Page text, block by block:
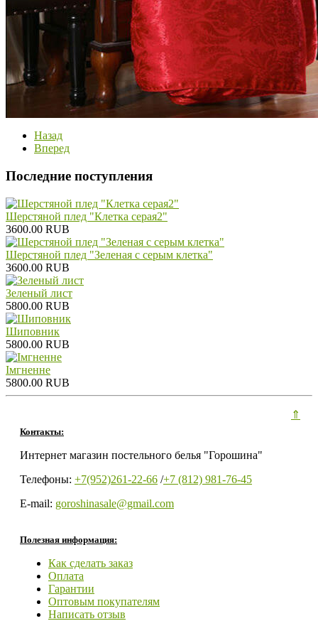
Назад
Вперед
Последние поступления
Шерстяной плед "Клетка серая2"
3600.00 RUB
Шерстяной плед "Зеленая с серым клетка"
3600.00 RUB
Зеленый лист
5800.00 RUB
Шиповник
5800.00 RUB
Iмгненне
5800.00 RUB
Контакты:
Интернет магазин постельного белья "Горошина"
Телефоны: +7(952)261-22-66 /+7 (812) 981-76-45
E-mail: goroshinasale@gmail.com
Полезная информация:
Как сделать заказ
Оплата
Гарантии
Оптовым покупателям
Написать отзыв
⇑